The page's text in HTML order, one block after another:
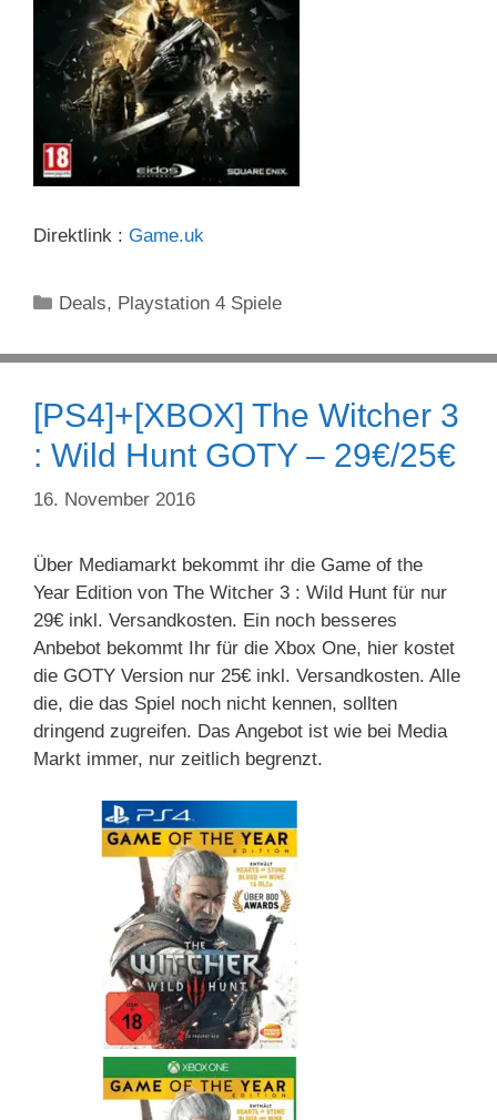
Direktlink : Game.uk
Kategorien
Deals, Playstation 4 Spiele
[PS4]+[XBOX] The Witcher 3
: Wild Hunt GOTY – 29€/25€
16. November 2016
Über Mediamarkt bekommt ihr die Game of the
Year Edition von The Witcher 3 : Wild Hunt für nur
29€ inkl. Versandkosten. Ein noch besseres
Anbebot bekommt Ihr für die Xbox One, hier kostet
die GOTY Version nur 25€ inkl. Versandkosten. Alle
die, die das Spiel noch nicht kennen, sollten
dringend zugreifen. Das Angebot ist wie bei Media
Markt immer, nur zeitlich begrenzt.